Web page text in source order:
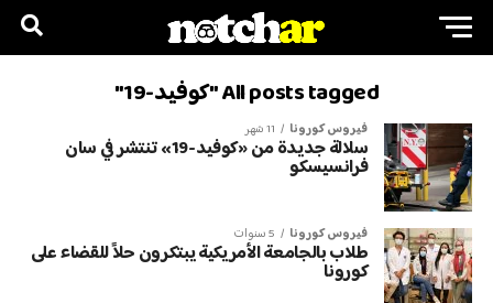
All posts tagged "كوفيد-19"
فيروس كورونا 11 شهر
سلالة جديدة من «كوفيد-19» تنتشر في سان
فرانسيسكو
فيروس كورونا 5 سنوات
طلاب بالجامعة الأمريكية يبتكرون حلاً للقضاء على
كورونا